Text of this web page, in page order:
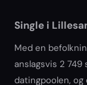
Single i
Med en
anslagsvis 2 749
datingpoolen,